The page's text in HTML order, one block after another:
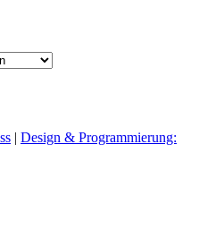
Design & Programmierung: